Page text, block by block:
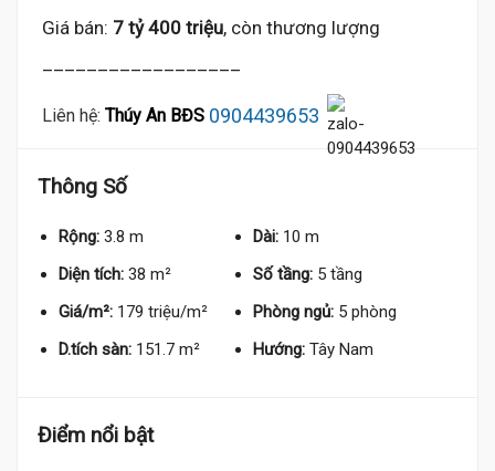
Giá bán: 7 tỷ 400 triệu, còn thương lượng
Liên hệ: Thúy An BĐS 0904439653
Thông Số
Rộng: 3.8 m Dài: 10 m
Diện tích: 38 m² Số tầng: 5 tầng
Giá/m²: 179 triệu/m² Phòng ngủ: 5 phòng
D.tích sàn: 151.7 m² Hướng: Tây Nam
Điểm nổi bật